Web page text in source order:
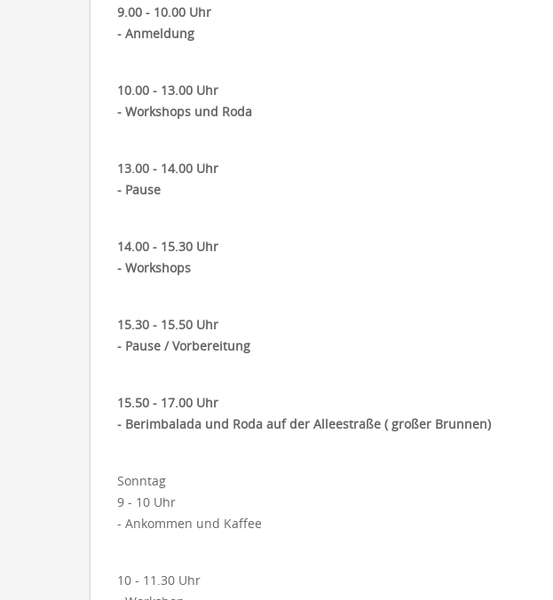
9.00 - 10.00 Uhr
- Anmeldung
10.00 - 13.00 Uhr
- Workshops und Roda
13.00 - 14.00 Uhr
- Pause
14.00 - 15.30 Uhr
- Workshops
15.30 - 15.50 Uhr
- Pause / Vorbereitung
15.50 - 17.00 Uhr
- Berimbalada und Roda auf der Alleestraße ( großer Brunnen)
Sonntag
9 - 10 Uhr
- Ankommen und Kaffee
10 - 11.30 Uhr